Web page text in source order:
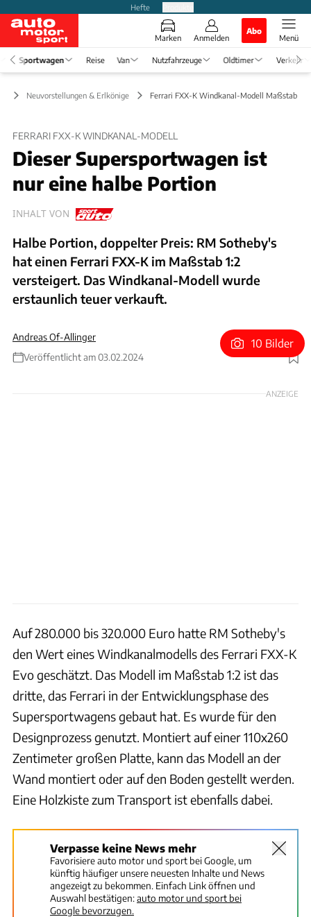
Hefte
Marken Anmelden
Abo
Menü
Sportwagen Reise Van Nutzfahrzeuge Oldtimer Verkehr
Neuvorstellungen & Erlkönige Ferrari FXX-K Windkanal-Modell Maßstab 1:2
FERRARI FXX-K WINDKANAL-MODELL
Dieser Supersportwagen ist
nur eine halbe Portion
INHALT VON
Halbe Portion, doppelter Preis: RM Sotheby's
hat einen Ferrari FXX-K im Maßstab 1:2
versteigert. Das Windkanal-Modell wurde
erstaunlich teuer verkauft.
Andreas Of-Allinger
Veröffentlicht am 03.02.2024
Foto: Dirk de Jager/RM Sotheby's
10 Bilder
ANZEIGE
Auf 280.000 bis 320.000 Euro hatte RM Sotheby's
den Wert eines Windkanalmodells des Ferrari FXX-K
Evo geschätzt. Das Modell im Maßstab 1:2 ist das
dritte, das Ferrari in der Entwicklungsphase des
Supersportwagens gebaut hat. Es wurde für den
Designprozess genutzt. Montiert auf einer 110x260
Zentimeter großen Platte, kann das Modell an der
Wand montiert oder auf den Boden gestellt werden.
Eine Holzkiste zum Transport ist ebenfalls dabei.
Verpasse keine News mehr
Favorisiere auto motor und sport bei Google, um
künftig häufiger unsere neuesten Inhalte und News
angezeigt zu bekommen. Einfach Link öffnen und
Auswahl bestätigen:auto motor und sport bei
Google bevorzugen.